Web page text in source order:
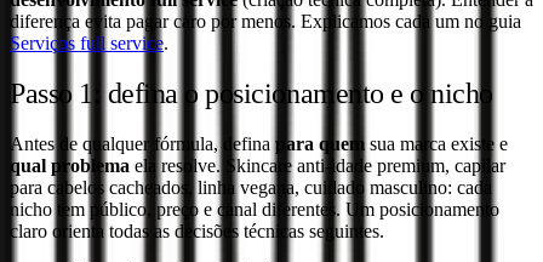
diferença evita pagar caro por menos. Explicamos cada um no guia
Serviços full service.
Passo 1: defina o posicionamento e o nicho
Antes de qualquer fórmula, defina para quem sua marca existe e
qual problema ela resolve. Skincare anti-idade premium, capilar
para cabelos cacheados, linha vegana, cuidado masculino: cada
nicho tem público, preço e canal diferentes. Um posicionamento
claro orienta todas as decisões técnicas seguintes.